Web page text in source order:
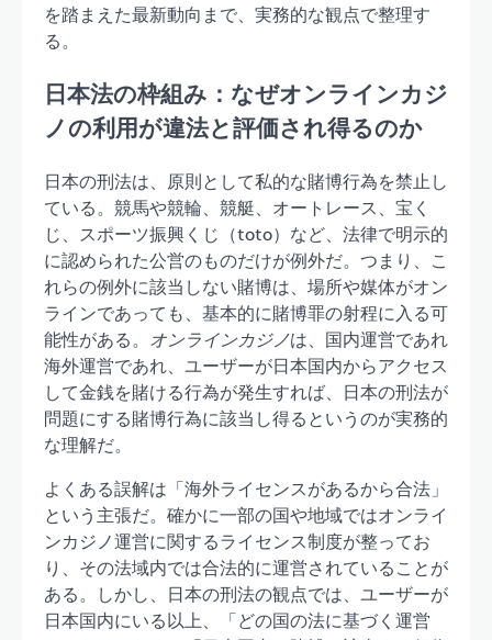
を踏まえた最新動向まで、実務的な観点で整理す
る。
日本法の枠組み：なぜオンラインカジ
ノの利用が違法と評価され得るのか
日本の刑法は、原則として私的な賭博行為を禁止し
ている。競馬や競輪、競艇、オートレース、宝く
じ、スポーツ振興くじ（toto）など、法律で明示的
に認められた公営のものだけが例外だ。つまり、こ
れらの例外に該当しない賭博は、場所や媒体がオン
ラインであっても、基本的に賭博罪の射程に入る可
能性がある。 オンラインカジノは、国内運営であれ
海外運営であれ、ユーザーが日本国内からアクセス
して金銭を賭ける行為が発生すれば、日本の刑法が
問題にする賭博行為に該当し得るというのが実務的
な理解だ。
よくある誤解は「海外ライセンスがあるから合法」
という主張だ。確かに一部の国や地域ではオンライ
ンカジノ運営に関するライセンス制度が整ってお
り、その法域内では合法的に運営されていることが
ある。しかし、日本の刑法の観点では、ユーザーが
日本国内にいる以上、「どの国の法に基づく運営